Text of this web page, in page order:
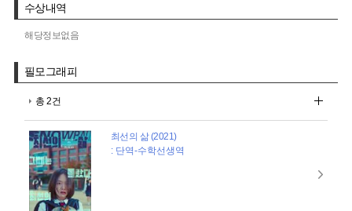
수상내역
해당정보없음
필모그래피
총 2건
최선의 삶 (2021)
: 단역-수학선생역